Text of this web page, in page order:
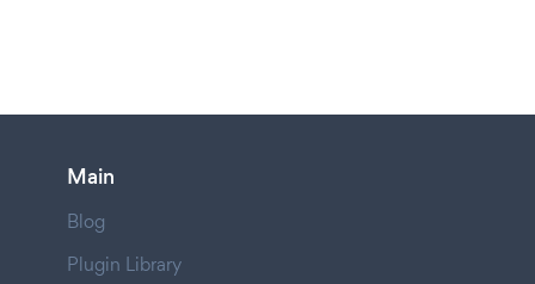
Main
Blog
Plugin Library